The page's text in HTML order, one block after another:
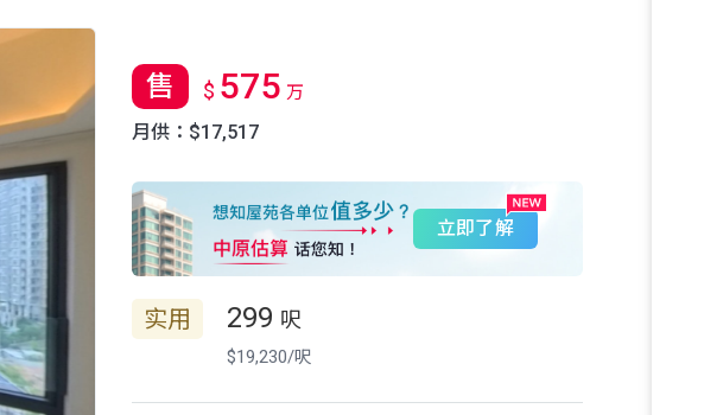
售 $ 575 万
月供：$17,517
立即了解
实用 299 呎
$19,230/呎